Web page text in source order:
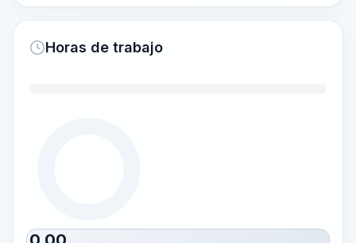
Horas de trabajo